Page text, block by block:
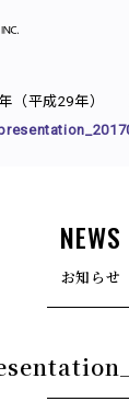
（平成29年）
NEWS
お知らせ